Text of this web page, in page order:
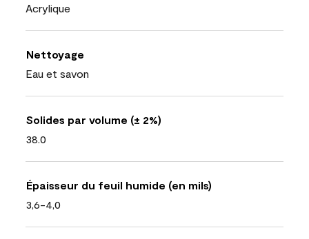
Acrylique
Nettoyage
Eau et savon
Solides par volume (± 2%)
38.0
Épaisseur du feuil humide (en mils)
3,6-4,0